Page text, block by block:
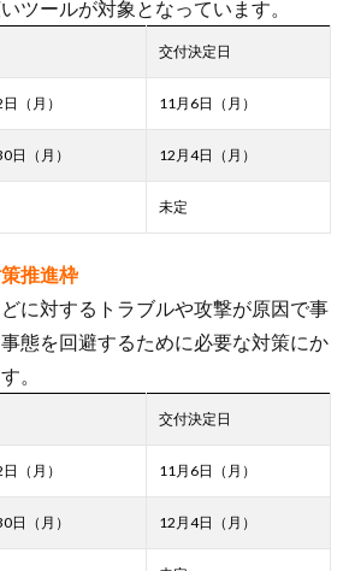
ツールが対象となっています。
交付決定日
（月） 11月6日（月）
日（月） 12月4日（月）
未定
推進枠
に対するトラブルや攻撃が原因で事
態を回避するために必要な対策にか
。
交付決定日
（月） 11月6日（月）
日（月） 12月4日（月）